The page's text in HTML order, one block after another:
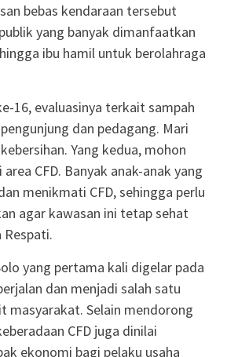
bebas kendaraan tersebut
yang banyak dimanfaatkan
ibu hamil untuk berolahraga
16, evaluasinya terkait sampah
dan pedagang. Mari
Yang kedua, mohon
CFD. Banyak anak-anak yang
menikmati CFD, sehingga perlu
agar kawasan ini tetap sehat
Respati.
yang pertama kali digelar pada
dan menjadi salah satu
masyarakat. Selain mendorong
CFD juga dinilai
ekonomi bagi pelaku usaha